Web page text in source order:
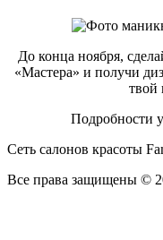
До конца ноября,
«Мастера» и получи
твой
Подробности
Сеть салонов красоты
Все права защищены ©